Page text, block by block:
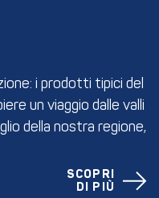
i prodotti tipici del
un viaggio dalle valli
della nostra regione,
SCOPRI
DI PIÙ